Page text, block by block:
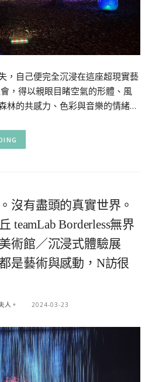
，自己便完全沉浸在這座超現實藝
，得以親眼目睹空氣的形體、風
林的共感力、色彩與音樂的情緒…
沒有盡頭的真實世界。
teamLab Borderless無界
術館／沉浸式體驗展
是藝術與感動，N訪很
人。 2024-03-23